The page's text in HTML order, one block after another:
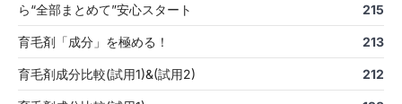
ら“全部まとめて”安心スタート
215
育毛剤「成分」を極める！ 213
育毛剤成分比較(試用1)&(試用2) 212